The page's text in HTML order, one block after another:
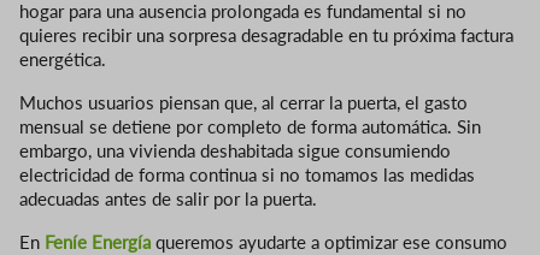
hogar para una ausencia prolongada es fundamental si no
quieres recibir una sorpresa desagradable en tu próxima factura
energética.
Muchos usuarios piensan que, al cerrar la puerta, el gasto
mensual se detiene por completo de forma automática. Sin
embargo, una vivienda deshabitada sigue consumiendo
electricidad de forma continua si no tomamos las medidas
adecuadas antes de salir por la puerta.
En Feníe Energía queremos ayudarte a optimizar ese consumo